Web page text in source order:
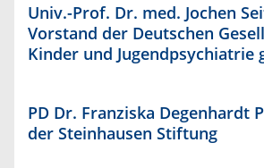
Univ.-Prof. Dr. med. Jochen
Vorstand der Deutschen
Kinder und Jugendpsychiatrie
PD Dr. Franziska Degenhardt
der Steinhausen Stiftung